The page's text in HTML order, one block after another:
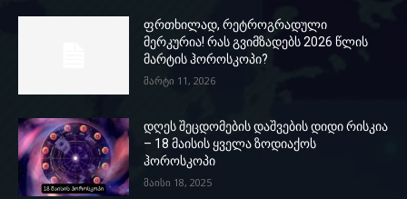
ფრთხილად, რეტროგრადული
მერკურია! რას გვიმზადებს 2026 წლის
მარტის ჰოროსკოპი?
მარტი 11, 2026
დღეს შეცდომების დაშვების დიდი რისკია
– 18 მაისის ყველა ზოდიაქოს
ჰოროსკოპი
მაისი 18, 2025